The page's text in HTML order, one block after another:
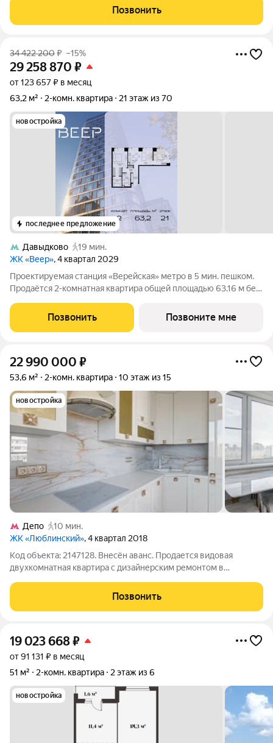
реальность - Большие окна обеспечивают уют и постоянный
источник естественного света - 2 санузла -
Позвонить
34 422 200₽ –15%
29 258 870 ₽
от 123 657 ₽ в месяц
63,2 м²
2-комн. квартира 21 этаж из 70
новостройка
последнее предложение
Давыдково
19 мин.
ЖК «Веер», 4 квартал 2029
Проектируемая станция «Верейская» метро в 5 мин. пешком.
Продаётся 2-комнатная квартира общей площадью 63.16 м без
вторая очередь жилого комплекса бизнес-класса в
престижном ЗАО, где
Позвонить Позвоните мне
22 990 000 ₽
53,6 м² 2-комн. квартира 10 этаж из 15
новостройка
Депо
10 мин.
ЖК «Люблинский», 4 квартал 2018
Код объекта: 2147128. Внесён аванс. Продается видовая
двухкомнатная квартира с дизайнерским ремонтом в
расположенном в зеленом и благоустроенном районе
Москвы. Квартира полностью готова к проживанию -
Позвонить
19 023 668₽
от 91 131 ₽ в месяц
51 м²
2-комн. квартира 2 этаж из 6
новостройка